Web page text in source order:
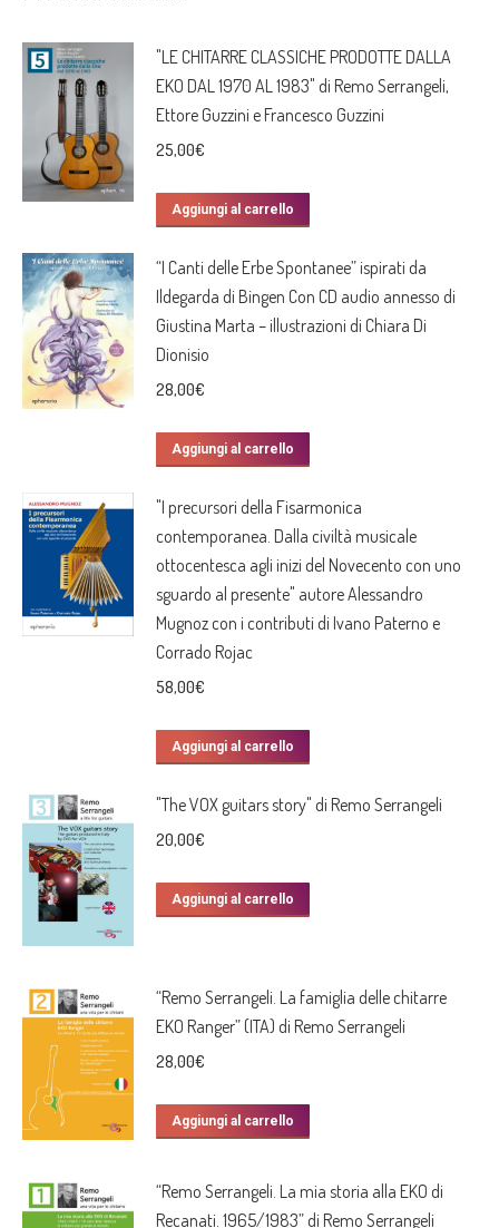
"LE CHITARRE CLASSICHE PRODOTTE DALLA
EKO DAL 1970 AL 1983" di Remo Serrangeli,
Ettore Guzzini e Francesco Guzzini
25,00€
Aggiungi al carrello
“I Canti delle Erbe Spontanee” ispirati da
Ildegarda di Bingen Con CD audio annesso di
Giustina Marta – illustrazioni di Chiara Di
Dionisio
28,00€
Aggiungi al carrello
"I precursori della Fisarmonica
contemporanea. Dalla civiltà musicale
ottocentesca agli inizi del Novecento con uno
sguardo al presente" autore Alessandro
Mugnoz con i contributi di Ivano Paterno e
Corrado Rojac
58,00€
Aggiungi al carrello
"The VOX guitars story" di Remo Serrangeli
20,00€
Aggiungi al carrello
“Remo Serrangeli. La famiglia delle chitarre
EKO Ranger” (ITA) di Remo Serrangeli
28,00€
Aggiungi al carrello
“Remo Serrangeli. La mia storia alla EKO di
Recanati. 1965/1983” di Remo Serrangeli